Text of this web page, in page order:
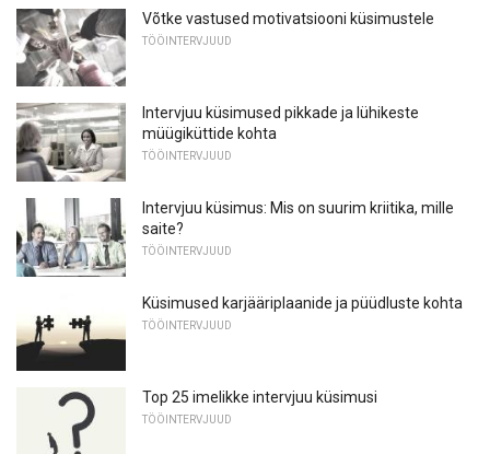
Võtke vastused motivatsiooni küsimustele
TÖÖINTERVJUUD
Intervjuu küsimused pikkade ja lühikeste
müügiküttide kohta
TÖÖINTERVJUUD
Intervjuu küsimus: Mis on suurim kriitika, mille
saite?
TÖÖINTERVJUUD
Küsimused karjääriplaanide ja püüdluste kohta
TÖÖINTERVJUUD
Top 25 imelikke intervjuu küsimusi
TÖÖINTERVJUUD